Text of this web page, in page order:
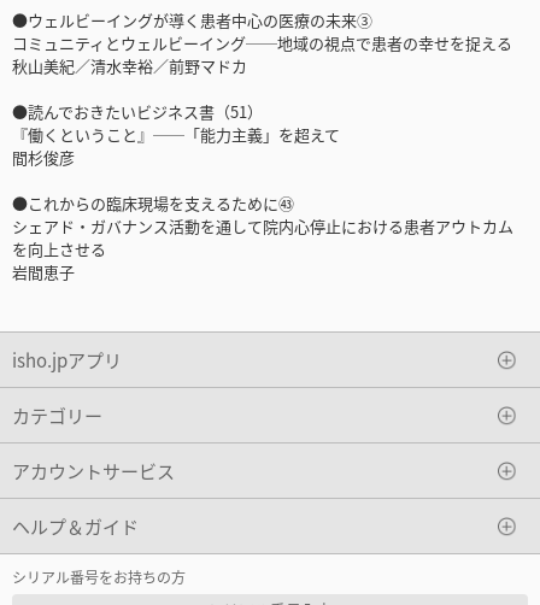
●ウェルビーイングが導く患者中心の医療の未来③
コミュニティとウェルビーイング──地域の視点で患者の幸せを捉える
秋山美紀／清水幸裕／前野マドカ
●読んでおきたいビジネス書（51）
『働くということ』──「能力主義」を超えて
間杉俊彦
●これからの臨床現場を支えるために㊸
シェアド・ガバナンス活動を通して院内心停止における患者アウトカム
を向上させる
岩間恵子
isho.jpアプリ
カテゴリー
アカウントサービス
ヘルプ＆ガイド
シリアル番号をお持ちの方